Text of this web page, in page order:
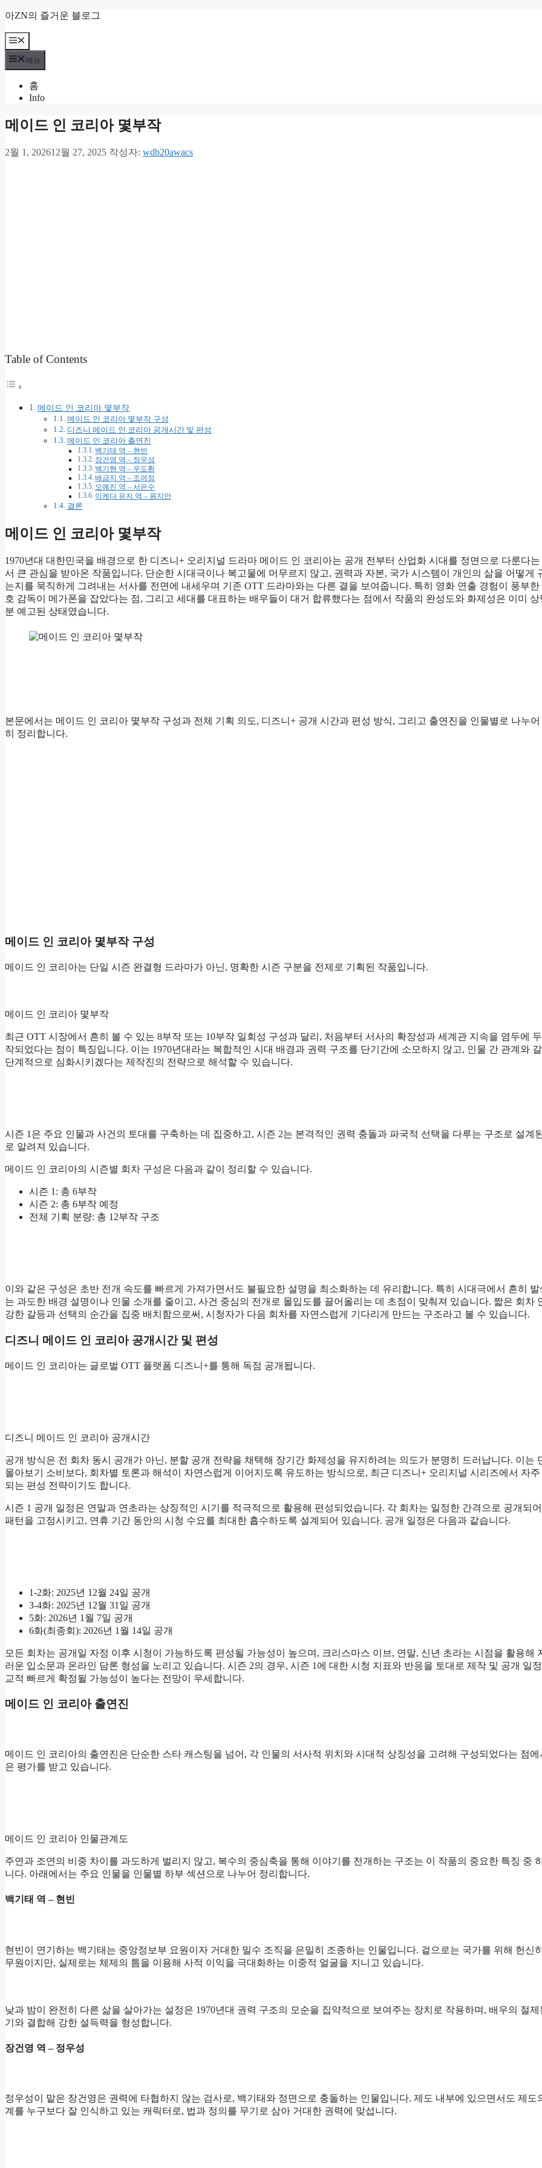
컨
츠
로
아ZN의 즐거운 블로그
메
뉴
메뉴
홈
Info
메이드 인 코리아 몇부작
2월 1, 202612월 27, 2025 작성자: wdb20awacs
Table of Contents
메이드 인 코리아 몇부작
메이드 인 코리아 몇부작 구성
디즈니 메이드 인 코리아 공개시간 및 편성
메이드 인 코리아 출연진
백기태 역 – 현빈
장건영 역 – 정우성
백기현 역 – 우도환
배금지 역 – 조여정
오예진 역 – 서은수
이케다 유지 역 – 원지안
결론
메이드 인 코리아 몇부작
1970년대 대한민국을 배경으로 한 디즈니+ 오리지널 드라마 메이드 인 코리아는 공개 전부터 산업화 시대를 정면으로 다룬다는
서 큰 관심을 받아온 작품입니다. 단순한 시대극이나 복고물에 머무르지 않고, 권력과 자본, 국가 시스템이 개인의 삶을 어떻게
는지를 묵직하게 그려내는 서사를 전면에 내세우며 기존 OTT 드라마와는 다른 결을 보여줍니다. 특히 영화 연출 경험이 풍부한
호 감독이 메가폰을 잡았다는 점, 그리고 세대를 대표하는 배우들이 대거 합류했다는 점에서 작품의 완성도와 화제성은 이미 상
분 예고된 상태였습니다.
본문에서는 메이드 인 코리아 몇부작 구성과 전체 기획 의도, 디즈니+ 공개 시간과 편성 방식, 그리고 출연진을 인물별로 나누어
히 정리합니다.
메이드 인 코리아 몇부작 구성
메이드 인 코리아는 단일 시즌 완결형 드라마가 아닌, 명확한 시즌 구분을 전제로 기획된 작품입니다.
메이드 인 코리아 몇부작
최근 OTT 시장에서 흔히 볼 수 있는 8부작 또는 10부작 일회성 구성과 달리, 처음부터 서사의 확장성과 세계관 지속을 염두에 두
작되었다는 점이 특징입니다. 이는 1970년대라는 복합적인 시대 배경과 권력 구조를 단기간에 소모하지 않고, 인물 간 관계와
단계적으로 심화시키겠다는 제작진의 전략으로 해석할 수 있습니다.
시즌 1은 주요 인물과 사건의 토대를 구축하는 데 집중하고, 시즌 2는 본격적인 권력 충돌과 파국적 선택을 다루는 구조로 설계
로 알려져 있습니다.
메이드 인 코리아의 시즌별 회차 구성은 다음과 같이 정리할 수 있습니다.
시즌 1: 총 6부작
시즌 2: 총 6부작 예정
전체 기획 분량: 총 12부작 구조
이와 같은 구성은 초반 전개 속도를 빠르게 가져가면서도 불필요한 설명을 최소화하는 데 유리합니다. 특히 시대극에서 흔히 발
는 과도한 배경 설명이나 인물 소개를 줄이고, 사건 중심의 전개로 몰입도를 끌어올리는 데 초점이 맞춰져 있습니다. 짧은 회차
강한 갈등과 선택의 순간을 집중 배치함으로써, 시청자가 다음 회차를 자연스럽게 기다리게 만드는 구조라고 볼 수 있습니다.
디즈니 메이드 인 코리아 공개시간 및 편성
메이드 인 코리아는 글로벌 OTT 플랫폼 디즈니+를 통해 독점 공개됩니다.
디즈니 메이드 인 코리아 공개시간
공개 방식은 전 회차 동시 공개가 아닌, 분할 공개 전략을 채택해 장기간 화제성을 유지하려는 의도가 분명히 드러납니다. 이는
몰아보기 소비보다, 회차별 토론과 해석이 자연스럽게 이어지도록 유도하는 방식으로, 최근 디즈니+ 오리지널 시리즈에서 자주
되는 편성 전략이기도 합니다.
시즌 1 공개 일정은 연말과 연초라는 상징적인 시기를 적극적으로 활용해 편성되었습니다. 각 회차는 일정한 간격으로 공개되
패턴을 고정시키고, 연휴 기간 동안의 시청 수요를 최대한 흡수하도록 설계되어 있습니다. 공개 일정은 다음과 같습니다.
1-2화: 2025년 12월 24일 공개
3-4화: 2025년 12월 31일 공개
5화: 2026년 1월 7일 공개
6화(최종회): 2026년 1월 14일 공개
모든 회차는 공개일 자정 이후 시청이 가능하도록 편성될 가능성이 높으며, 크리스마스 이브, 연말, 신년 초라는 시점을 활용해
러운 입소문과 온라인 담론 형성을 노리고 있습니다. 시즌 2의 경우, 시즌 1에 대한 시청 지표와 반응을 토대로 제작 및 공개 일정
교적 빠르게 확정될 가능성이 높다는 전망이 우세합니다.
메이드 인 코리아 출연진
메이드 인 코리아의 출연진은 단순한 스타 캐스팅을 넘어, 각 인물의 서사적 위치와 시대적 상징성을 고려해 구성되었다는 점에
은 평가를 받고 있습니다.
메이드 인 코리아 인물관계도
주연과 조연의 비중 차이를 과도하게 벌리지 않고, 복수의 중심축을 통해 이야기를 전개하는 구조는 이 작품의 중요한 특징 중
니다. 아래에서는 주요 인물을 인물별 하부 섹션으로 나누어 정리합니다.
백기태 역 – 현빈
현빈이 연기하는 백기태는 중앙정보부 요원이자 거대한 밀수 조직을 은밀히 조종하는 인물입니다. 겉으로는 국가를 위해 헌신
무원이지만, 실제로는 체제의 틈을 이용해 사적 이익을 극대화하는 이중적 얼굴을 지니고 있습니다.
낮과 밤이 완전히 다른 삶을 살아가는 설정은 1970년대 권력 구조의 모순을 집약적으로 보여주는 장치로 작용하며, 배우의 절제
기와 결합해 강한 설득력을 형성합니다.
장건영 역 – 정우성
정우성이 맡은 장건영은 권력에 타협하지 않는 검사로, 백기태와 정면으로 충돌하는 인물입니다. 제도 내부에 있으면서도 제도
계를 누구보다 잘 인식하고 있는 캐릭터로, 법과 정의를 무기로 삼아 거대한 권력에 맞섭니다.